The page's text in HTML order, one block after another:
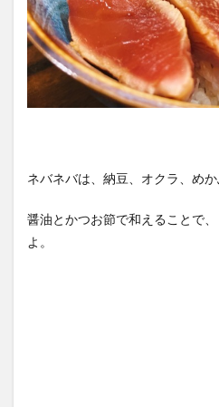
ネバネバは、納豆、オクラ、めか
醤油とかつお節で和えることで
よ。